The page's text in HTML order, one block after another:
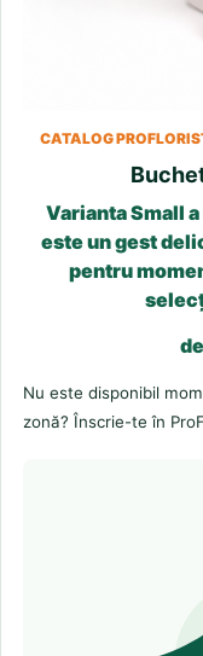
CATALOG
Varianta Small
este un gest
pentru
Nu este disponibil
zonă? Înscrie-te în